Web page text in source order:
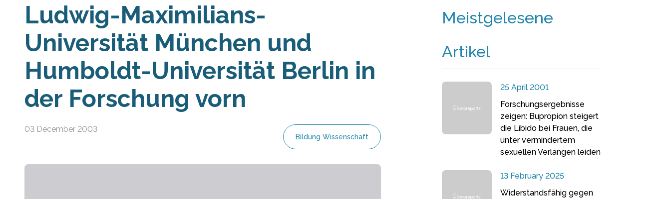
Ludwig-Maximilians-
Universität München und
Humboldt-Universität Berlin in
der Forschung vorn
03 December 2003
Bildung Wissenschaft
Meistgelesene
Artikel
25 April 2001
Forschungsergebnisse
zeigen: Bupropion steigert
die Libido bei Frauen, die
unter vermindertem
sexuellen Verlangen leiden
13 February 2025
Widerstandsfähig gegen